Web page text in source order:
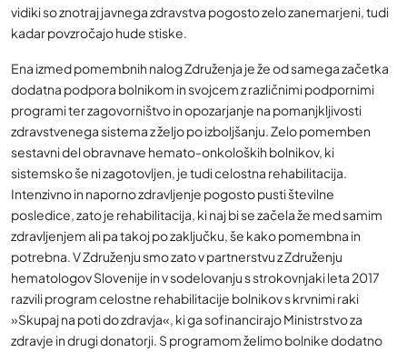
vidiki so znotraj javnega zdravstva pogosto zelo zanemarjeni, tudi
kadar povzročajo hude stiske.
Ena izmed pomembnih nalog Združenja je že od samega začetka
dodatna podpora bolnikom in svojcem z različnimi podpornimi
programi ter zagovorništvo in opozarjanje na pomanjkljivosti
zdravstvenega sistema z željo po izboljšanju. Zelo pomemben
sestavni del obravnave hemato-onkoloških bolnikov, ki
sistemsko še ni zagotovljen, je tudi celostna rehabilitacija.
Intenzivno in naporno zdravljenje pogosto pusti številne
posledice, zato je rehabilitacija, ki naj bi se začela že med samim
zdravljenjem ali pa takoj po zaključku, še kako pomembna in
potrebna. V Združenju smo zato v partnerstvu z Združenju
hematologov Slovenije in v sodelovanju s strokovnjaki leta 2017
razvili program celostne rehabilitacije bolnikov s krvnimi raki
»Skupaj na poti do zdravja«, ki ga sofinancirajo Ministrstvo za
zdravje in drugi donatorji. S programom želimo bolnike dodatno